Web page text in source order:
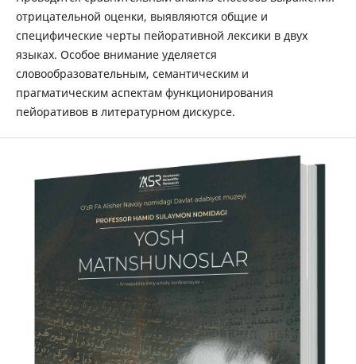
отрицательной оценки, выявляются общие и
специфические черты пейоративной лексики в двух
языках. Особое внимание уделяется
словообразовательным, семантическим и
прагматическим аспектам функционирования
пейоративов в литературном дискурсе.